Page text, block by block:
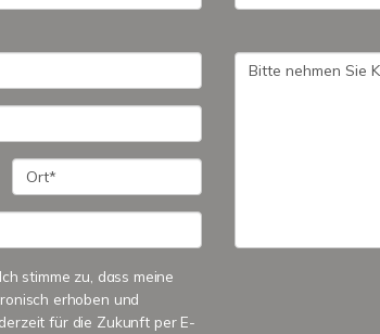
stimme zu, dass meine
erhoben und
für die Zukunft per E-